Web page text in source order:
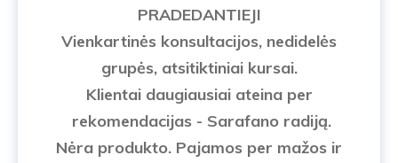
PRADEDANTIEJI
Vienkartinės konsultacijos, nedidelės
grupės, atsitiktiniai kursai.
Klientai daugiausiai ateina per
rekomendacijas - Sarafano radiją.
Nėra produkto. Pajamos per mažos ir